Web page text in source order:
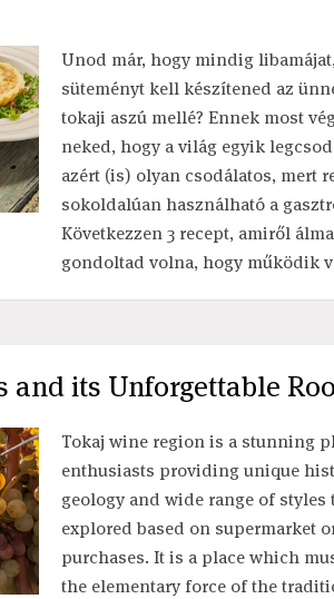
Unod már, hogy mindig
süteményt kell készítened az
tokaji aszú mellé? Ennek most
neked, hogy a világ egyik
azért (is) olyan csodálatos, mert
sokoldalúan használható a
Következzen 3 recept, amiről
gondoltad volna, hogy működik
and its Unforgettable
Tokaj wine region is a stunning
enthusiasts providing unique
geology and wide range of styles
explored based on supermarket
purchases. It is a place which
the elementary force of the